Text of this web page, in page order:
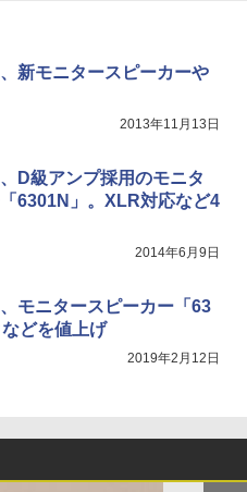
新モニタースピーカーや
2013年11月13日
D級アンプ採用のモニタ
6301N」。XLR対応など4
2014年6月9日
モニタースピーカー「63
どを値上げ
2019年2月12日